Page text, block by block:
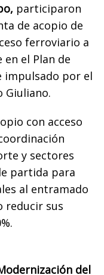
participaron
de acopio de
ferroviario a
el Plan de
impulsado por el
Giuliano.
con acceso
y sectores
partida para
al entramado
reducir sus
del